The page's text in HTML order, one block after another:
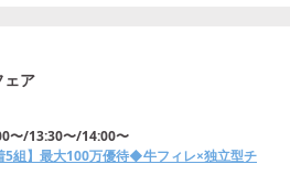
ェア
〜/13:30〜/14:00〜
5組】最大100万優待◆牛フィレ×独立型チ